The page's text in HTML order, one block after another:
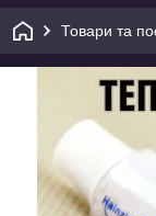
Товари та